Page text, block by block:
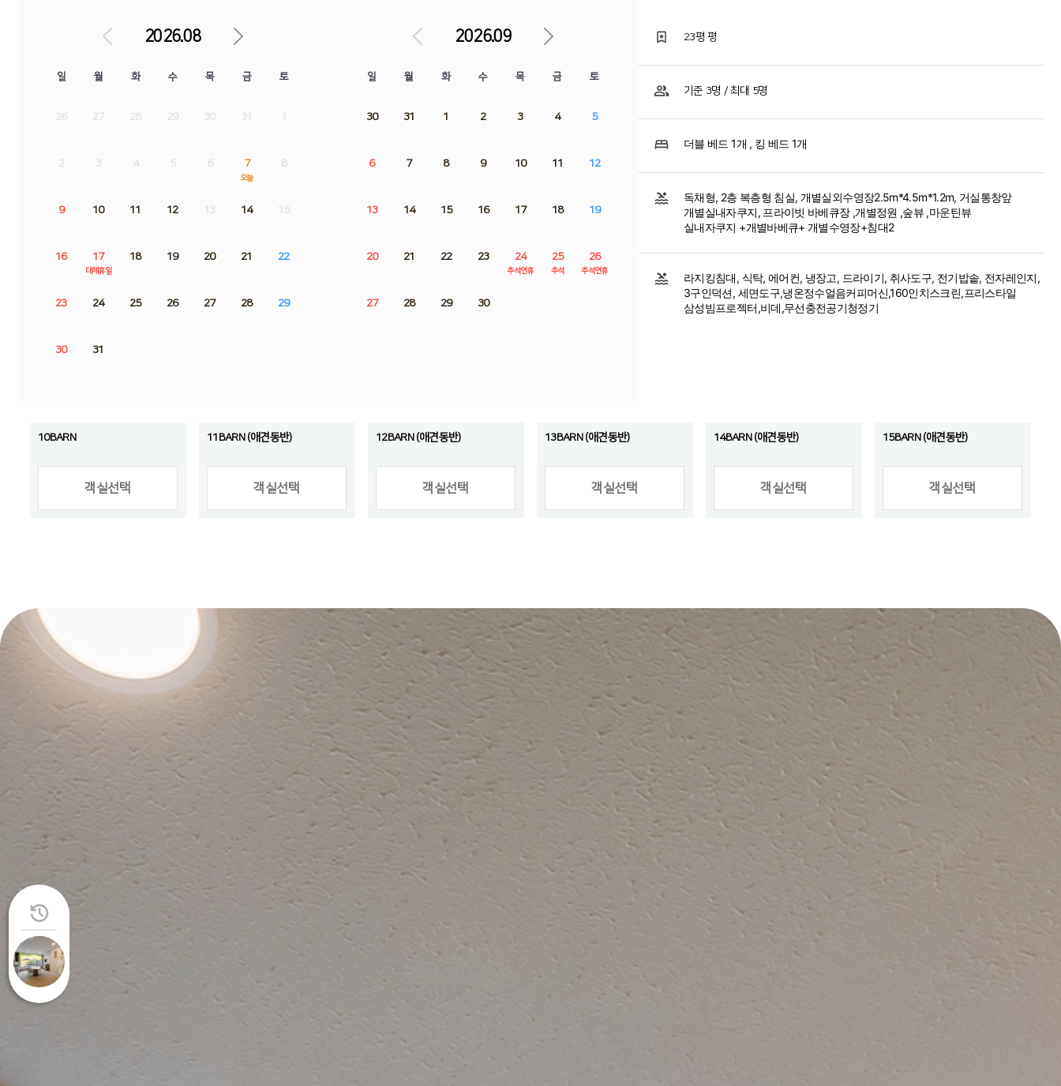
2026.08
일 월 화 수 목 금 토
26 27 28 29 30 31 1
2 3 4 5 6 7
오늘
8
9 10 11 12 13 14 15
16 17
대체휴일
18 19 20 21 22
23 24 25 26 27 28 29
30 31
2026.09
일 월 화 수 목 금 토
30 31 1 2 3 4 5
6 7 8 9 10 11 12
13 14 15 16 17 18 19
20 21 22 23 24
추석연휴
25
추석
26
추석연휴
27 28 29 30
23평 평
기준 3명 / 최대 5명
더블 베드 1개 , 킹 베드 1개
독채형, 2층 복층형 침실, 개별실외수영장2.5m*4.5m*1.2m, 거실통창앞
개별실내자쿠지, 프라이빗 바베큐장 ,개별정원 ,숲뷰 ,마운틴뷰
실내자쿠지 +개별바베큐+ 개별수영장+침대2
라지킹침대, 식탁, 에어컨, 냉장고, 드라이기, 취사도구, 전기밥솥, 전자레인지,
3구인덕션, 세면도구,냉온정수얼음커피머신,160인치스크린,프리스타일
삼성빔프로젝터,비데,무선충전공기청정기
10BARN
객실선택
11BARN (애견동반)
객실선택
12BARN (애견동반)
객실선택
13BARN (애견동반)
객실선택
14BARN (애견동반)
객실선택
15BARN (애견동반)
객실선택